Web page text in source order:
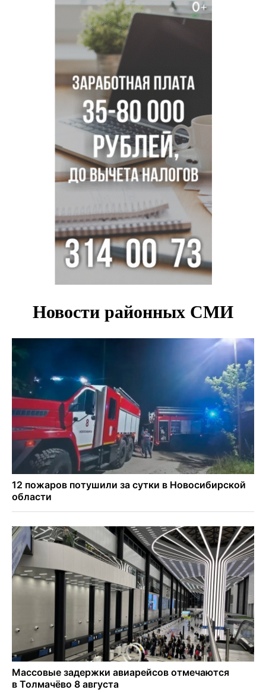
В Новосибирске врачи прооперировали 25 тысяч
пациентов с катарактой
Знаменитый орангутан Бату отметил юбилей в
новосибирском зоопарке
Новосибирские хирурги спасли сердце восьмиклассницы
с донорским клапаном